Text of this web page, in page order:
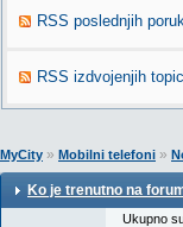
RSS poslednjih
RSS izdvojenjih
MyCity » Mobilni telefoni »
Ko je trenutno na
Ukupno